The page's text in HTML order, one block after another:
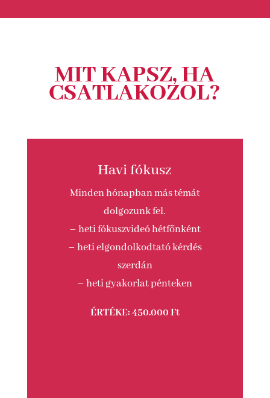
MIT KAPSZ, HA
CSATLAKOZOL?
Havi fókusz
Minden hónapban más témát
dolgozunk fel.
– heti fókuszvideó hétfőnként
– heti elgondolkodtató kérdés
szerdán
– heti gyakorlat pénteken
ÉRTÉKE: 450.000 Ft